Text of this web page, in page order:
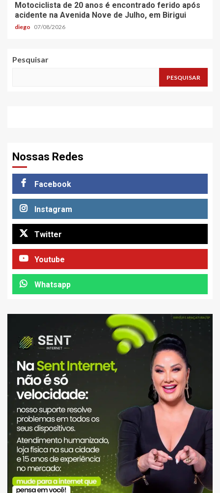
Motociclista de 20 anos é encontrado ferido após
acidente na Avenida Nove de Julho, em Birigui
diego 07/08/2026
Pesquisar
PESQUISAR
Nossas Redes
Facebook
Instagram
Twitter
Youtube
Whatsapp